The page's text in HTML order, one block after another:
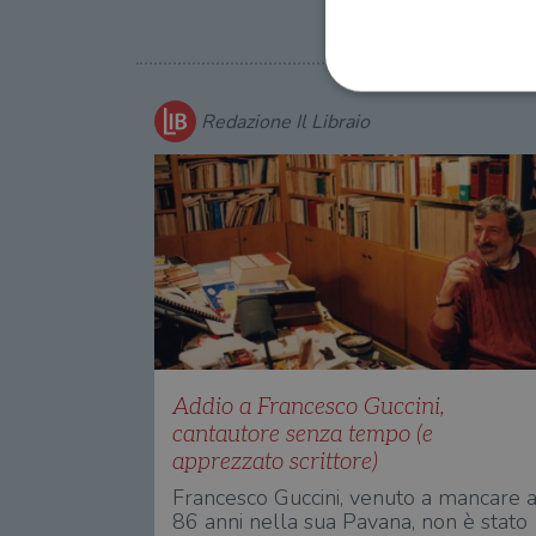
Redazione Il Libraio
Addio a Francesco Guccini,
cantautore senza tempo (e
apprezzato scrittore)
Francesco Guccini, venuto a mancare a
86 anni nella sua Pavana, non è stato
I cookie strettamente
web non può essere
Nome
wordpress_test_cookie
wordpress_sec_[hash]
CookieScriptConsent